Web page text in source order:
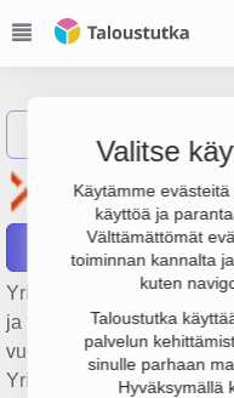
Valitse
Käytämme
käyttöä ja
Välttämättömät
toiminnan kannalta
kuten
Taloustutka
palvelun
sinulle parhaan
Hyväksymällä
Raportit
Yrityksen
ja tulos -76 000 €. Sen
vuokraus ja hallinta,
Yrityksen yhtiömuoto